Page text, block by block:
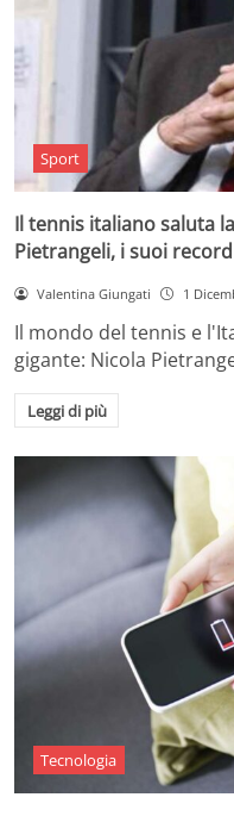
Sport
Il tennis italiano saluta
Pietrangeli, i suoi
Valentina Giungati 1
Il mondo del tennis e
gigante: Nicola
Leggi di più
Tecnologia